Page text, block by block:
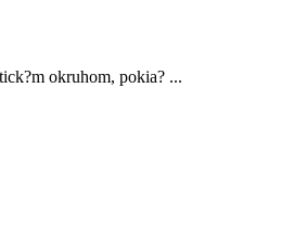
okruhom, pokia? ...